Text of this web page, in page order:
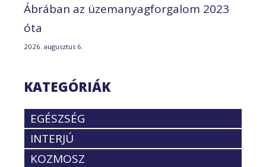
Ábrában az üzemanyagforgalom 2023
óta
2026. augusztus 6.
KATEGÓRIÁK
EGÉSZSÉG
INTERJÚ
KOZMOSZ